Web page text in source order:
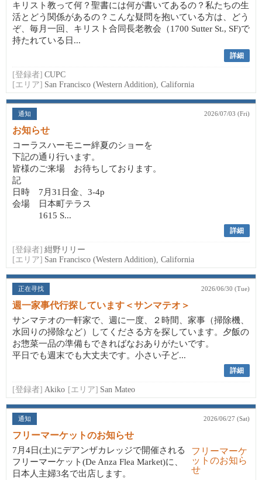
キリスト教って何？聖書には何が書いてあるの？私たちの生
活とどう関係があるの？こんな疑問を抱いている方は、どう
ぞ、毎月一回、キリスト合同長老教会（1700 Sutter St., SF)で
持たれている日...
詳細
[登録者] CUPC
[エリア] San Francisco (Western Addition), California
通知 2026/07/03 (Fri)
お知らせ
コーラスハーモニー絆夏のショーを
下記の通り行います。
皆様のご来場 お待ちしております。
記
日時 7月31日金、3-4p
会場 日本町テラス
1615 S...
詳細
[登録者] 紺野リリー
[エリア] San Francisco (Western Addition), California
正在寻找 2026/06/30 (Tue)
週一家事代行探しています＜サンマテオ＞
サンマテオの一軒家で、週に一度、２時間、家事（掃除機、
水回りの掃除など）してくださる方を探しています。夕飯の
お惣菜一品の準備もできればなおありがたいです。
平日でも週末でも大丈夫です。小さい子ど...
詳細
[登録者] Akiko [エリア] San Mateo
通知 2026/06/27 (Sat)
フリーマーケットのお知らせ
7月4日(土)にデアンザカレッジで開催される
フリーマーケット(De Anza Flea Market)に、
日本人主婦3名で出店します。